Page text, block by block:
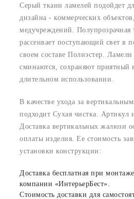
Серый ткани ламелей подойдет
дизайна - коммерческих
медучреждений. Полупрозрачная
рассеивает поступающий свет в
своем составе Полиэстер.
сминаются, сохраняют
длительном использовании.
В качестве ухода за
подходит Сухая чистка. Артикул
Доставка вертикальных жалюзи
оплаты изделия. Ее стоимость
установки конструкции:
Доставка бесплатная при
компании «ИнтерьерБест».
Стоимость доставки для